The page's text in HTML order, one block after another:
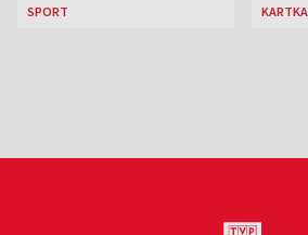
SPORT